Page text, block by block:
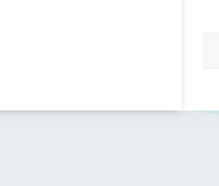
Not Dönüşüm Tabloları